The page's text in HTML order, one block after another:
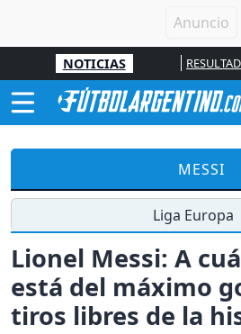
NOTICIAS
MESSI
Liga Europa
Lionel Messi: A
está del máximo
tiros libres de la